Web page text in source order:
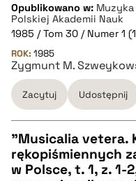
pobierz cytat
BIBTEX
pobierz cytat
Opublikowano w:
Polskiej Akademii Nauk
1985 / Tom 30 / Numer 1
ROK: 1985
Zygmunt M.
Zacytuj Udostępnij
CZYSTY TEKST
"Musicalia vetera.
rękopiśmiennych
w Polsce, t. 1, z.